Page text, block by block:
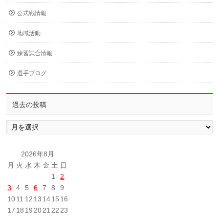
公式戦情報
地域活動
練習試合情報
選手ブログ
過去の投稿
過
去
2026年8月
月 火 水 木 金 土 日
1
2
3
4 5 6 7 8
9
1011 12 13 1415 16
17 18 19 2021 22 23